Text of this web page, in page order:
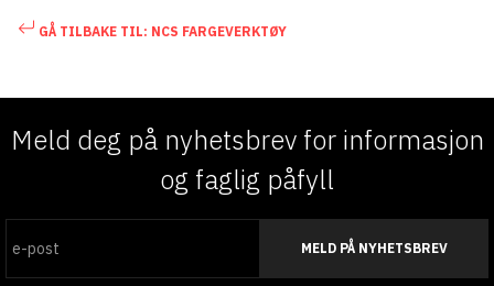
GÅ TILBAKE TIL: NCS FARGEVERKTØY
Meld deg på nyhetsbrev for informasjon
og faglig påfyll
MELD PÅ NYHETSBREV